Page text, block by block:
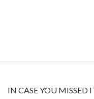
IN CASE YOU MISSED